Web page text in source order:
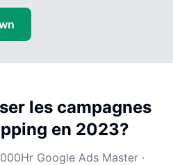
les campagnes
en 2023?
Google Ads Master ·